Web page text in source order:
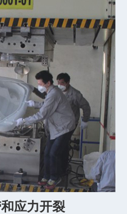
应力开裂